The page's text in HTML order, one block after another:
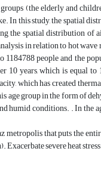
(the elderly and
In this study, the spatial
the spatial distribution of
in relation to hot
people and the
years, which is equal
which has created
group in the form of
humid conditions. . In
that puts the
severe heat